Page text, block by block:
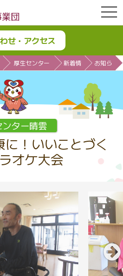
団
せ・アクセス
厚生センター
新着情
お知ら
ター晴雲
！いいことづく
オケ大会